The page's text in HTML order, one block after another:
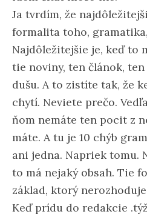
Ja tvrdím, že
formalita toho,
Najdôležitejšie je, keď to
tie noviny, ten článok,
dušu. A to zistíte tak, že
chytí. Neviete prečo.
ňom nemáte ten pocit z
máte. A tu je 10 chýb
ani jedna. Napriek tomu.
to má nejaký obsah. Tie
základ, ktorý
Keď prídu do redakcie